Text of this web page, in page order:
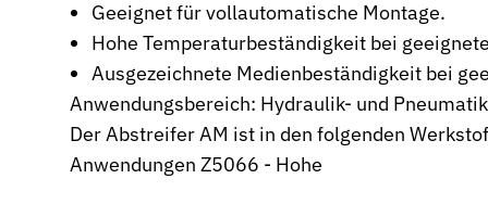
Rotationsdichtungen
Dichtungslösungen für rotierende Wellen und Rotoren
Abstreifer
Effektiver Schutz vor Schmutz, Staub und Feuchtigkeit
Geeignet für vollautomatische Montage.
Hohe Temperaturbeständigkeit bei
Ausgezeichnete Medienbeständigkeit bei
Anwendungsbereich: Hydraulik- und
Der Abstreifer AM ist in den folgenden
Anwendungen Z5066 - Hohe